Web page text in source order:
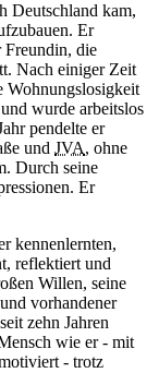
Deutschland kam,
Er
Freundin, die
Nach einiger Zeit
Wohnungslosigkeit
wurde arbeitslos
pendelte er
und JVA, ohne
Durch seine
Er
kennenlernten,
reflektiert und
Willen, seine
vorhandener
zehn Jahren
wie er - mit
- trotz